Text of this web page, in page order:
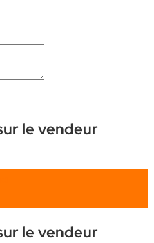
le vendeur
le vendeur